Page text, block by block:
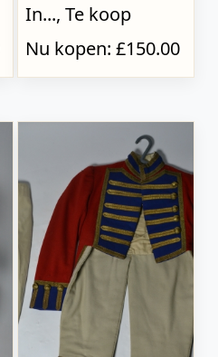
In..., Te koop
Nu kopen: £150.00